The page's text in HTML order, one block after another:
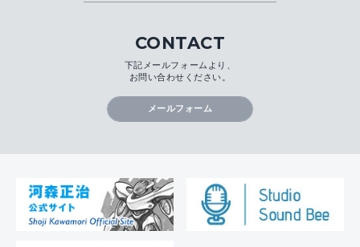
CONTACT
下記メールフォームより、
お問い合わせください。
メールフォーム